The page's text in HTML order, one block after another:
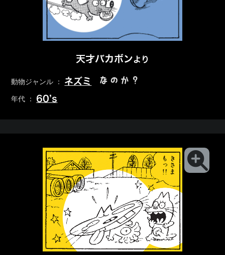
天才バカボンより
動物ジャンル ： ネズミ なのか？
年代 ： 60’s